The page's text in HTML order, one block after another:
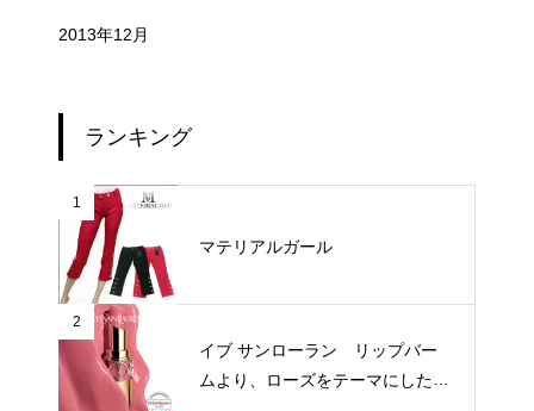
2013年12月
ランキング
1
マテリアルガール
2
イブ サンローラン リップバー
ムより、ローズをテーマにした新